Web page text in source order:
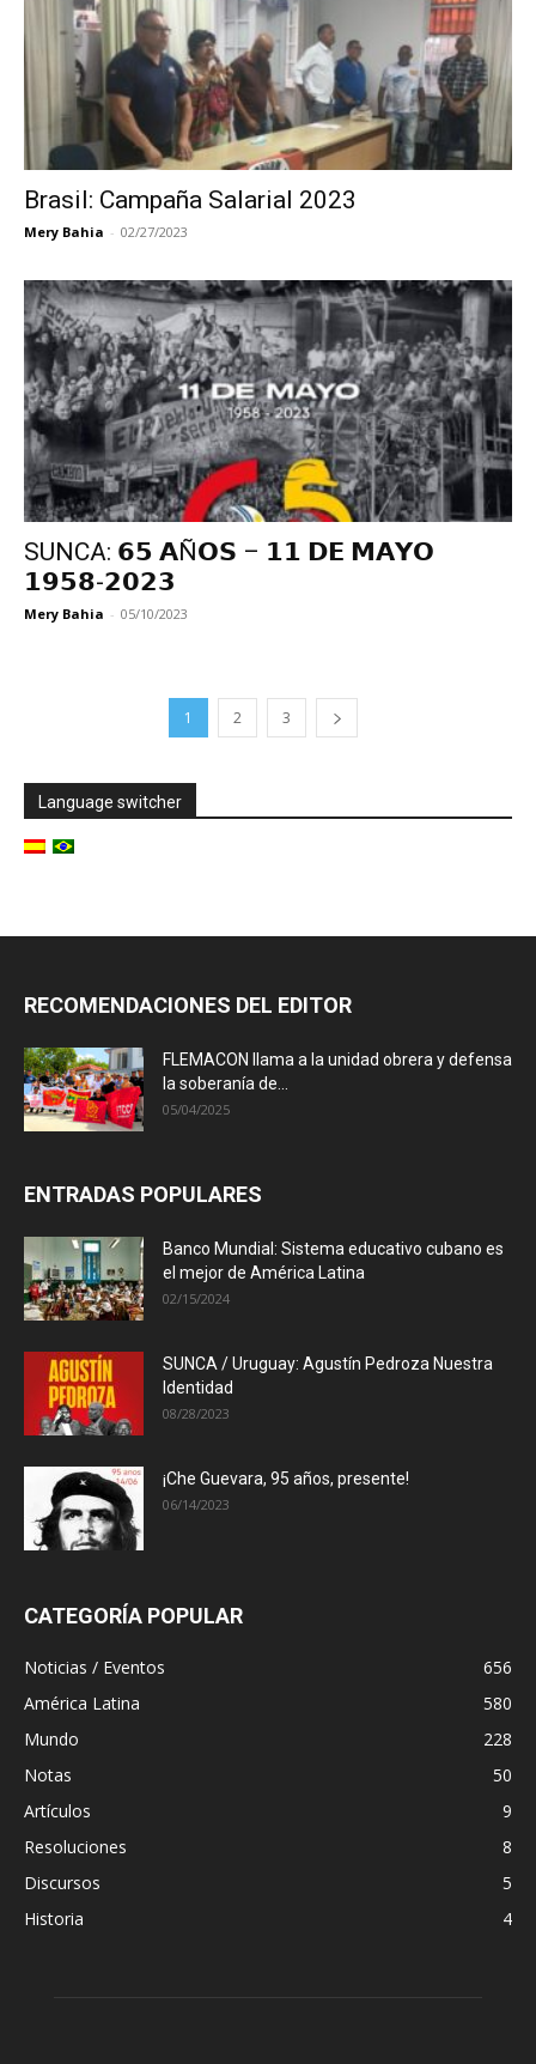
Brasil: Campaña Salarial 2023
Mery Bahia - 02/27/2023
SUNCA: 𝟲𝟱 𝗔Ñ𝗢𝗦 – 𝟭𝟭 𝗗𝗘 𝗠𝗔𝗬𝗢
𝟭𝟵𝟱𝟴-𝟮𝟬𝟮𝟯
Mery Bahia - 05/10/2023
1 2 3
Language switcher
RECOMENDACIONES DEL EDITOR
FLEMACON llama a la unidad obrera y defensa
la soberanía de...
05/04/2025
ENTRADAS POPULARES
Banco Mundial: Sistema educativo cubano es
el mejor de América Latina
02/15/2024
SUNCA / Uruguay: Agustín Pedroza Nuestra
Identidad
08/28/2023
¡Che Guevara, 95 años, presente!
06/14/2023
CATEGORÍA POPULAR
Noticias / Eventos
656
América Latina
580
Mundo
228
Notas
50
Artículos
9
Resoluciones
8
Discursos
5
Historia
4